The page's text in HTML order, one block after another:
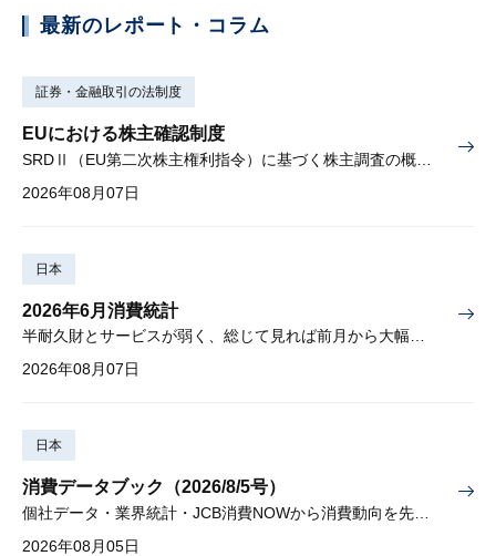
最新のレポート・コラム
証券・金融取引の法制度
EUにおける株主確認制度
2026年08月07日
日本
2026年6月消費統計
半耐久財とサービスが弱く、総じて見れば前月から大幅に減少
2026年08月07日
日本
消費データブック（2026/8/5号）
2026年08月05日